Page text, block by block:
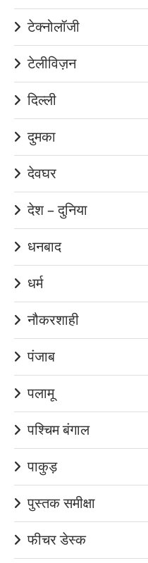
टेक्नोलॉजी
टेलीविज़न
दिल्ली
दुमका
देवघर
देश – दुनिया
धनबाद
धर्म
नौकरशाही
पंजाब
पलामू
पश्चिम बंगाल
पाकुड़
पुस्तक समीक्षा
फीचर डेस्क